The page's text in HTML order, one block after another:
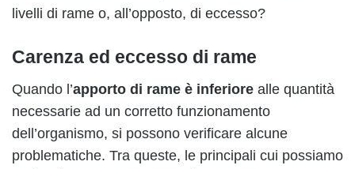
livelli di rame o, all’opposto, di eccesso?
Carenza ed eccesso di rame
Quando l’apporto di rame è inferiore alle quantità
necessarie ad un corretto funzionamento
dell’organismo, si possono verificare alcune
problematiche. Tra queste, le principali cui possiamo